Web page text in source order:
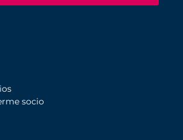
socio